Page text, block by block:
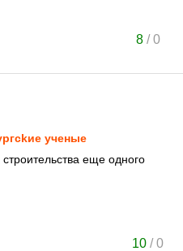
8/0
yчeныe
еще одного
10 /0